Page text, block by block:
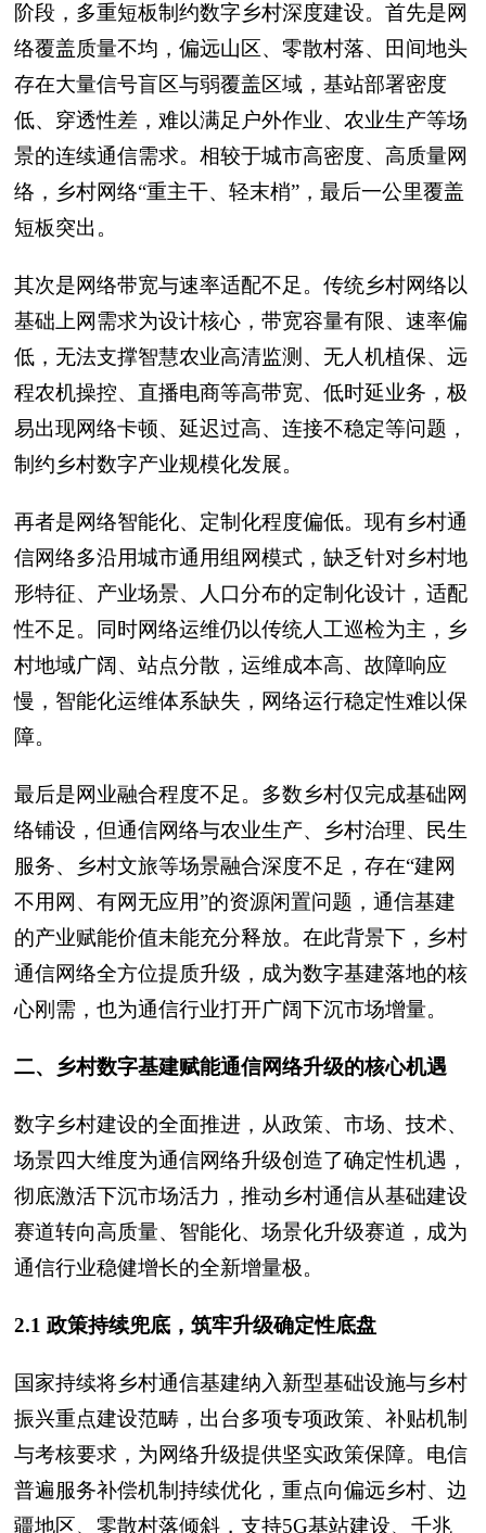
阶段，多重短板制约数字乡村深度建设。首先是网
络覆盖质量不均，偏远山区、零散村落、田间地头
存在大量信号盲区与弱覆盖区域，基站部署密度
低、穿透性差，难以满足户外作业、农业生产等场
景的连续通信需求。相较于城市高密度、高质量网
络，乡村网络“重主干、轻末梢”，最后一公里覆盖
短板突出。
其次是网络带宽与速率适配不足。传统乡村网络以
基础上网需求为设计核心，带宽容量有限、速率偏
低，无法支撑智慧农业高清监测、无人机植保、远
程农机操控、直播电商等高带宽、低时延业务，极
易出现网络卡顿、延迟过高、连接不稳定等问题，
制约乡村数字产业规模化发展。
再者是网络智能化、定制化程度偏低。现有乡村通
信网络多沿用城市通用组网模式，缺乏针对乡村地
形特征、产业场景、人口分布的定制化设计，适配
性不足。同时网络运维仍以传统人工巡检为主，乡
村地域广阔、站点分散，运维成本高、故障响应
慢，智能化运维体系缺失，网络运行稳定性难以保
障。
最后是网业融合程度不足。多数乡村仅完成基础网
络铺设，但通信网络与农业生产、乡村治理、民生
服务、乡村文旅等场景融合深度不足，存在“建网
不用网、有网无应用”的资源闲置问题，通信基建
的产业赋能价值未能充分释放。在此背景下，乡村
通信网络全方位提质升级，成为数字基建落地的核
心刚需，也为通信行业打开广阔下沉市场增量。
二、乡村数字基建赋能通信网络升级的核心机遇
数字乡村建设的全面推进，从政策、市场、技术、
场景四大维度为通信网络升级创造了确定性机遇，
彻底激活下沉市场活力，推动乡村通信从基础建设
赛道转向高质量、智能化、场景化升级赛道，成为
通信行业稳健增长的全新增量极。
2.1 政策持续兜底，筑牢升级确定性底盘
国家持续将乡村通信基建纳入新型基础设施与乡村
振兴重点建设范畴，出台多项专项政策、补贴机制
与考核要求，为网络升级提供坚实政策保障。电信
普遍服务补偿机制持续优化，重点向偏远乡村、边
疆地区、零散村落倾斜，支持5G基站建设、千兆